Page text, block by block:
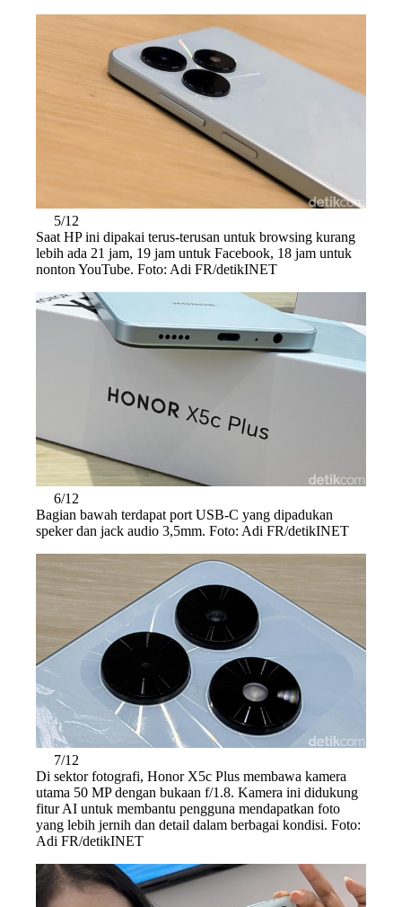
5/12
Saat HP ini dipakai terus-terusan untuk browsing kurang
lebih ada 21 jam, 19 jam untuk Facebook, 18 jam untuk
nonton YouTube. Foto: Adi FR/detikINET
6/12
Bagian bawah terdapat port USB-C yang dipadukan
speker dan jack audio 3,5mm. Foto: Adi FR/detikINET
7/12
Di sektor fotografi, Honor X5c Plus membawa kamera
utama 50 MP dengan bukaan f/1.8. Kamera ini didukung
fitur AI untuk membantu pengguna mendapatkan foto
yang lebih jernih dan detail dalam berbagai kondisi. Foto:
Adi FR/detikINET